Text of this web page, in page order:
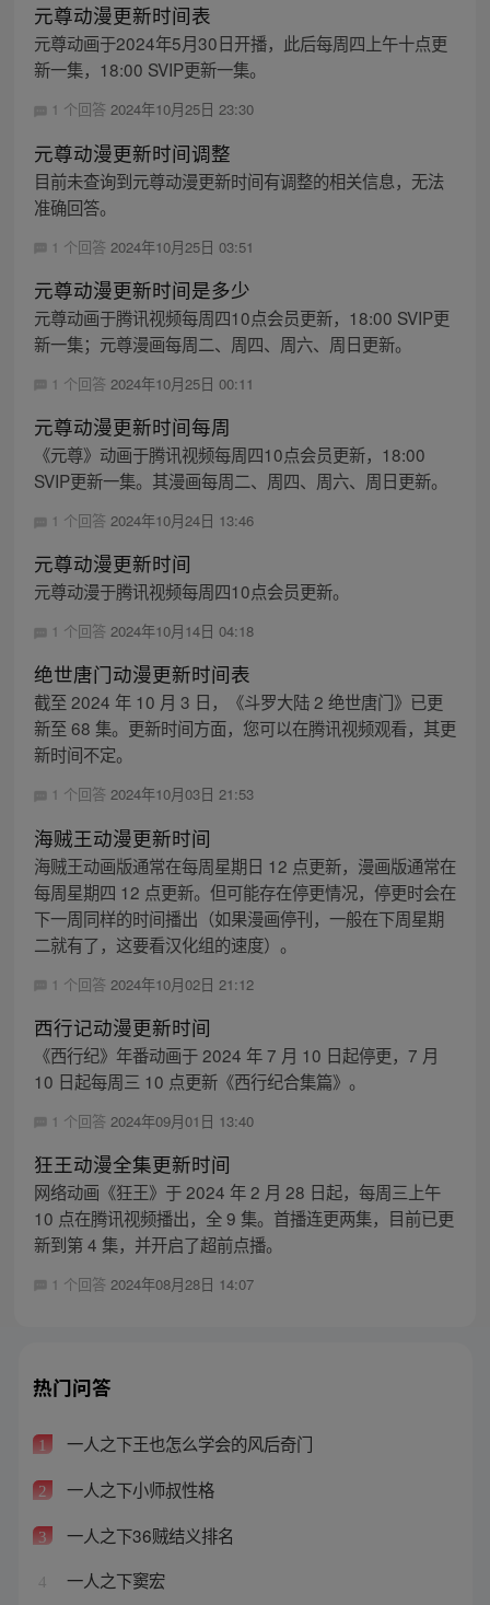
元尊动漫更新时间表
元尊动画于2024年5月30日开播，此后每周四上午十点更
新一集，18:00 SVIP更新一集。
1 个回答 2024年10月25日 23:30
元尊动漫更新时间调整
目前未查询到元尊动漫更新时间有调整的相关信息，无法
准确回答。
1 个回答 2024年10月25日 03:51
元尊动漫更新时间是多少
元尊动画于腾讯视频每周四10点会员更新，18:00 SVIP更
新一集；元尊漫画每周二、周四、周六、周日更新。
1 个回答 2024年10月25日 00:11
元尊动漫更新时间每周
《元尊》动画于腾讯视频每周四10点会员更新，18:00
SVIP更新一集。其漫画每周二、周四、周六、周日更新。
1 个回答 2024年10月24日 13:46
元尊动漫更新时间
元尊动漫于腾讯视频每周四10点会员更新。
1 个回答 2024年10月14日 04:18
绝世唐门动漫更新时间表
截至 2024 年 10 月 3 日，《斗罗大陆 2 绝世唐门》已更
新至 68 集。更新时间方面，您可以在腾讯视频观看，其更
新时间不定。
1 个回答 2024年10月03日 21:53
海贼王动漫更新时间
海贼王动画版通常在每周星期日 12 点更新，漫画版通常在
每周星期四 12 点更新。但可能存在停更情况，停更时会在
下一周同样的时间播出（如果漫画停刊，一般在下周星期
二就有了，这要看汉化组的速度）。
1 个回答 2024年10月02日 21:12
西行记动漫更新时间
《西行纪》年番动画于 2024 年 7 月 10 日起停更，7 月
10 日起每周三 10 点更新《西行纪合集篇》。
1 个回答 2024年09月01日 13:40
狂王动漫全集更新时间
网络动画《狂王》于 2024 年 2 月 28 日起，每周三上午
10 点在腾讯视频播出，全 9 集。首播连更两集，目前已更
新到第 4 集，并开启了超前点播。
1 个回答 2024年08月28日 14:07
热门问答
1 一人之下王也怎么学会的风后奇门
2 一人之下小师叔性格
3 一人之下36贼结义排名
4 一人之下窦宏